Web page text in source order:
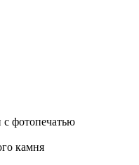
фотопечатью
камня